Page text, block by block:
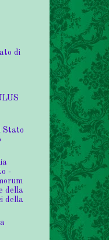
di
Stato
-
della
della